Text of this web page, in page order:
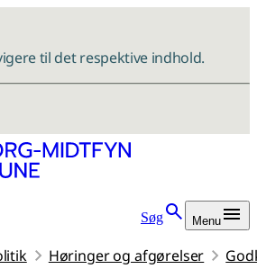
til det respektive indhold.
Søg Menu
Høringer og afgørelser